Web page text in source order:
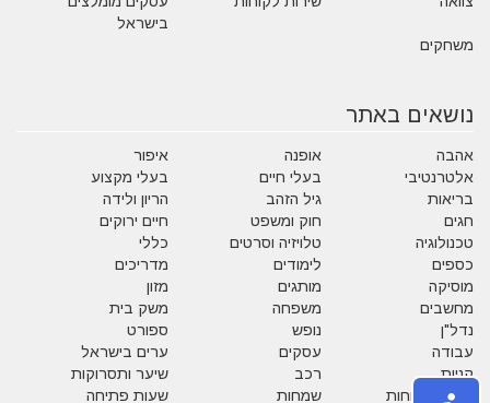
בישראל
משחקים
נושאים באתר
אהבה אופנה
איפור
אלטרנטיבי
בעלי חיים
בעלי מקצוע
בריאות
גיל הזהב
הריון ולידה
חגים
חוק ומשפט
חיים ירוקים
טכנולוגיה
טלויזיה וסרטים
כללי
כספים
לימודים
מדריכים
מוסיקה
מותגים
מזון
מחשבים
משפחה
משק בית
נדל"ן
נופש
ספורט
עבודה
עסקים
ערים בישראל
קניות
רכב
שיער ותסרוקות
שירות לקוחות
שמחות שעות פתיחה